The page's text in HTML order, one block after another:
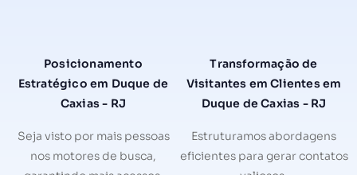
Posicionamento
Estratégico em Duque de
Caxias - RJ
Seja visto por mais pessoas
nos motores de busca,
Transformação de
Visitantes em Clientes em
Duque de Caxias - RJ
Estruturamos abordagens
eficientes para gerar contatos